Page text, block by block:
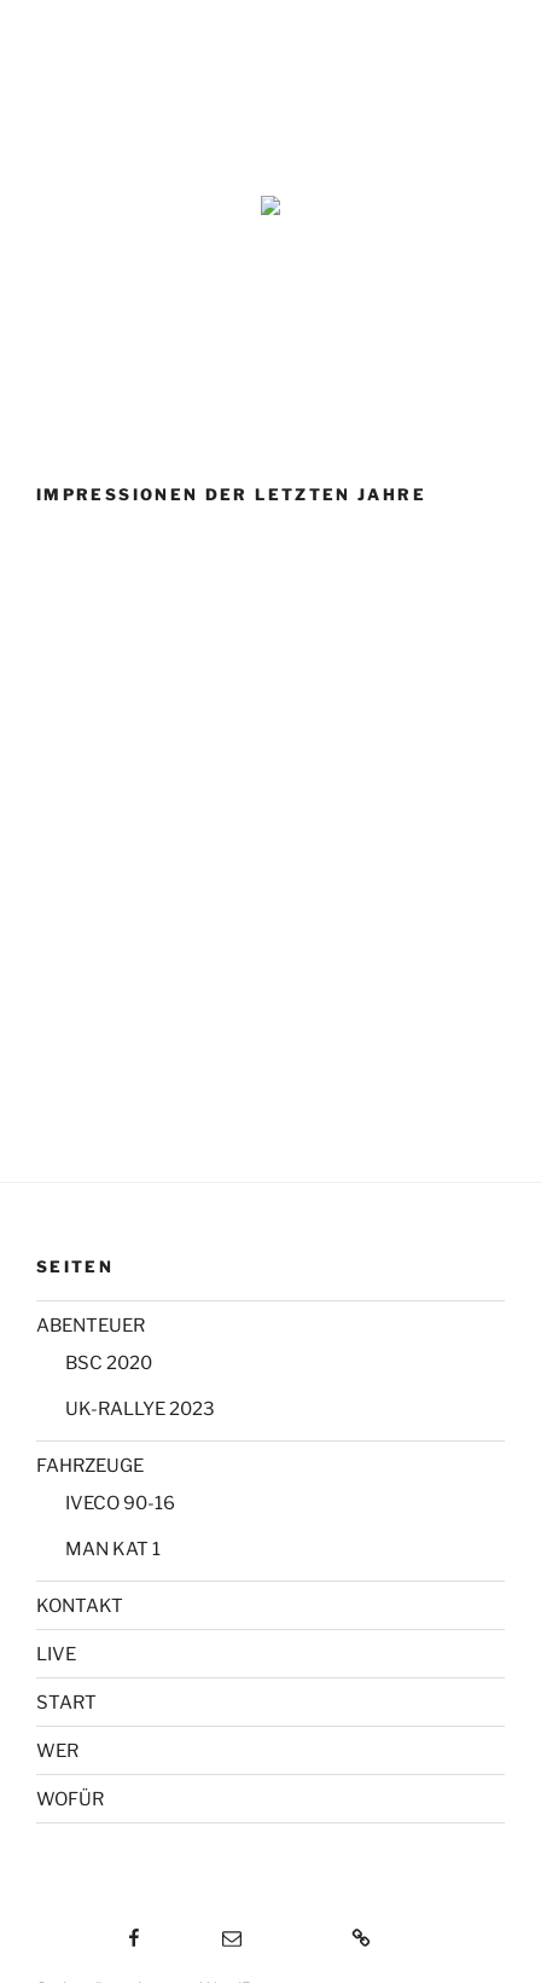
IMPRESSIONEN DER LETZTEN JAHRE
SEITEN
ABENTEUER
BSC 2020
UK-RALLYE 2023
FAHRZEUGE
IVECO 90-16
MAN KAT 1
KONTAKT
LIVE
START
WER
WOFÜR
E-Mail KONTAKT